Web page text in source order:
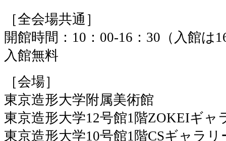
［全会場共通］
開館時間：10：00-16：30（入館は
入館無料
［会場］
東京造形大学附属美術館
東京造形大学12号館1階ZOKEIギャ
東京造形大学10号館1階CSギャラリ